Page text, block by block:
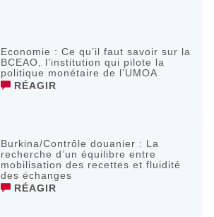
Economie : Ce qu’il faut savoir sur la
BCEAO, l’institution qui pilote la
politique monétaire de l’UMOA
RÉAGIR
Burkina/Contrôle douanier : La
recherche d’un équilibre entre
mobilisation des recettes et fluidité
des échanges
RÉAGIR